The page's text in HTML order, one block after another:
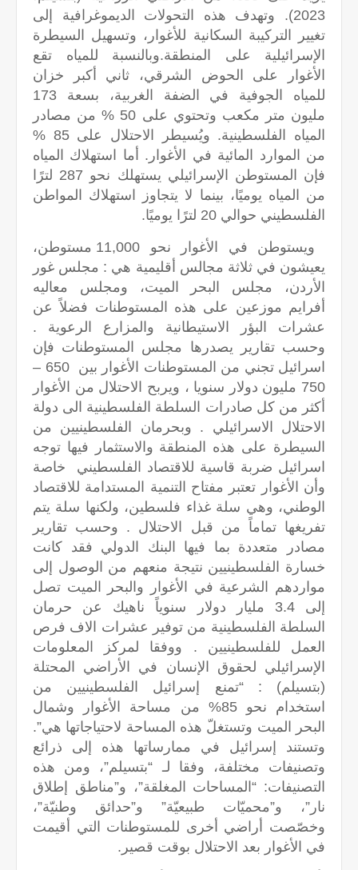
2023). وتهدف هذه التحولات الديموغرافية إلى
تغيير التركيبة السكانية للأغوار، وتسهيل السيطرة
الإسرائيلية على المنطقة.وبالنسبة للمياه تقع
الأغوار على الحوض الشرقي، ثاني أكبر خزان
للمياه الجوفية في الضفة الغربية، بسعة 173
مليون متر مكعب وتحتوي على 50 % من مصادر
المياه الفلسطينية. ويُسيطر الاحتلال على 85 %
من الموارد المائية في الأغوار. أما استهلاك المياه
فإن المستوطن الإسرائيلي يستهلك نحو 287 لترًا
من المياه يوميًا، بينما لا يتجاوز استهلاك المواطن
الفلسطيني حوالي 20 لترًا يوميًا.
ويستوطن في الأغوار نحو 11,000 مستوطن،
يعيشون في ثلاثة مجالس أقليمية هي : مجلس غور
الأردن، مجلس البحر الميت، ومجلس معاليه
أفرايم موزعين على هذه المستوطنات فضلاً عن
عشرات البؤر الاستيطانية والمزارع الرعوية .
وحسب تقارير يصدرها مجلس المستوطنات فإن
اسرائيل تجني من المستوطنات الأغوار بين 650 –
750 مليون دولار سنويا ، ويربح الاحتلال من الأغوار
أكثر من كل صادرات السلطة الفلسطينية الى دولة
الاحتلال الاسرائيلي . وبحرمان الفلسطينيين من
السيطرة على هذه المنطقة والاستثمار فيها توجه
اسرائيل ضربة قاسية للاقتصاد الفلسطيني خاصة
وأن الأغوار تعتبر مفتاح التنمية المستدامة للاقتصاد
الوطني، وهي سلة غذاء فلسطين، ولكنها سلة يتم
تفريغها تماماً من قبل الاحتلال . وحسب تقارير
مصادر متعددة بما فيها البنك الدولي فقد كانت
خسارة الفلسطينيين نتيجة منعهم من الوصول إلى
مواردهم الشرعية في الأغوار والبحر الميت تصل
إلى 3.4 مليار دولار سنوياً ناهيك عن حرمان
السلطة الفلسطينية من توفير عشرات الاف فرص
العمل للفلسطينيين . ووفقا لمركز المعلومات
الإسرائيلي لحقوق الإنسان في الأراضي المحتلة
(بتسيلم) : “تمنع إسرائيل الفلسطينيين من
استخدام نحو 85% من مساحة الأغوار وشمال
البحر الميت وتستغلّ هذه المساحة لاحتياجاتها هي”.
وتستند إسرائيل في ممارساتها هذه إلى ذرائع
وتصنيفات مختلفة، وفقا لـ “بتسيلم”، ومن هذه
التصنيفات: “المساحات المغلقة”، و”مناطق إطلاق
نار”، و”محميّات طبيعيّة” و”حدائق وطنيّة”،
وخصّصت أراضي أخرى للمستوطنات التي أقيمت
في الأغوار بعد الاحتلال بوقت قصير.